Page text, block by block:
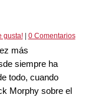
gusta!| 0 Comentarios
más
siempre ha
todo, cuando
Morphy sobre el